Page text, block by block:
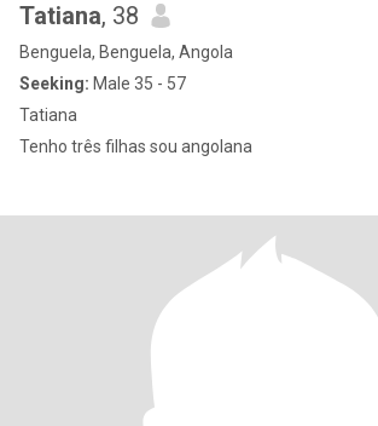
Tatiana, 38
Benguela, Benguela, Angola
Seeking: Male 35 - 57
Tatiana
Tenho três filhas sou angolana